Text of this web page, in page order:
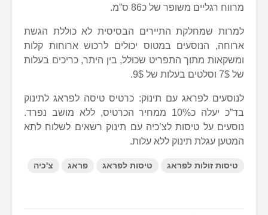
מרווח רגליים משופר של כ86 ס”מ.
למרות שמחלקת התיירים הבסיסית לא כוללת הגשת
ארוחה, הנוסעים במטוס יכולים לרכוש ארוחות קלות
ומשקאות מתוך התפריט שכולל, בין היתר, כריכים בעלות
של 7$ וסלטים בעלות של 9$.
לנוסעים לפראג עם תינוק: כרטיס טיסה לפראג לתינוק
בד”כ יעלה כ10% ממחיר הכרטיס, ללא מושב נפרד.
נוסעים על טיסות לצ’כיה עם תינוק רשאים לשלוח לתא
המטען עגלת תינוק ללא עלות.
טיסות זולות לפראג טיסות לפראג פראג צ'כיה